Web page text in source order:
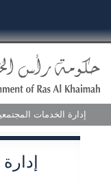
إدارة الخدمات